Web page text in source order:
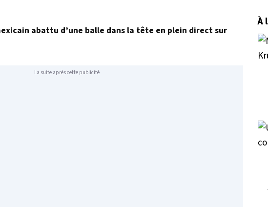
abattu d’une balle dans la tête en plein direct sur
La suite après cette publicité
À